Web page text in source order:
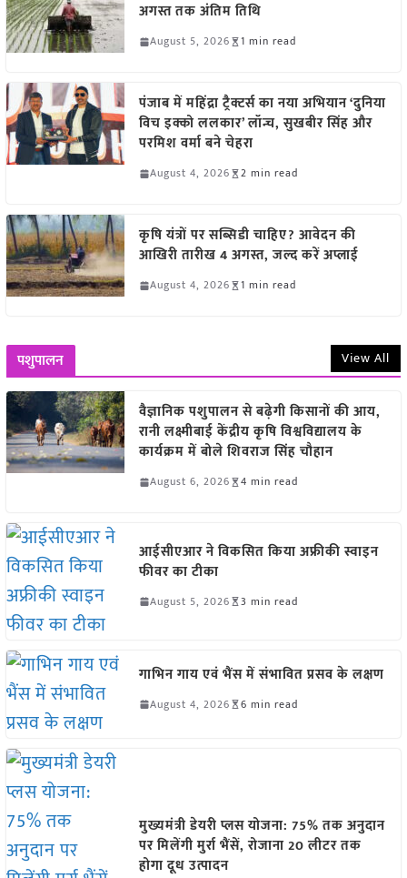
अगस्त तक अंतिम तिथि
August 5, 2026 1 min read
पंजाब में महिंद्रा ट्रैक्टर्स का नया अभियान ‘दुनिया
विच इक्को ललकार’ लॉन्च, सुखबीर सिंह और
परमिश वर्मा बने चेहरा
August 4, 2026 2 min read
कृषि यंत्रों पर सब्सिडी चाहिए? आवेदन की
आखिरी तारीख 4 अगस्त, जल्द करें अप्लाई
August 4, 2026 1 min read
पशुपालन View All
वैज्ञानिक पशुपालन से बढ़ेगी किसानों की आय,
रानी लक्ष्मीबाई केंद्रीय कृषि विश्वविद्यालय के
कार्यक्रम में बोले शिवराज सिंह चौहान
August 6, 2026 4 min read
आईसीएआर ने विकसित किया अफ्रीकी स्वाइन
फीवर का टीका
August 5, 2026 3 min read
गाभिन गाय एवं भैंस में संभावित प्रसव के लक्षण
August 4, 2026 6 min read
मुख्यमंत्री डेयरी प्लस योजना: 75% तक अनुदान
पर मिलेंगी मुर्रा भैंसें, रोजाना 20 लीटर तक
होगा दूध उत्पादन